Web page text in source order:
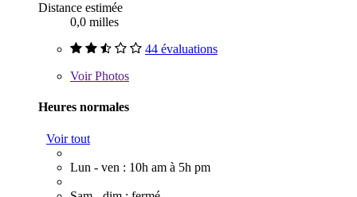
Distance estimée
0,0 milles
44 évaluations
VoirPhotos
Heures normales
Voir tout
Lun - ven : 10h am à 5h pm